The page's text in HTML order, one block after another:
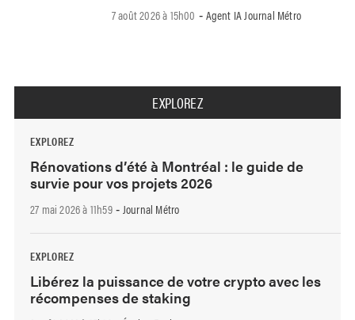
7 août 2026 à 15h00 - Agent IA Journal Métro
EXPLOREZ
EXPLOREZ
Rénovations d’été à Montréal : le guide de
survie pour vos projets 2026
27 mai 2026 à 11h59- Journal Métro
EXPLOREZ
Libérez la puissance de votre crypto avec les
récompenses de staking